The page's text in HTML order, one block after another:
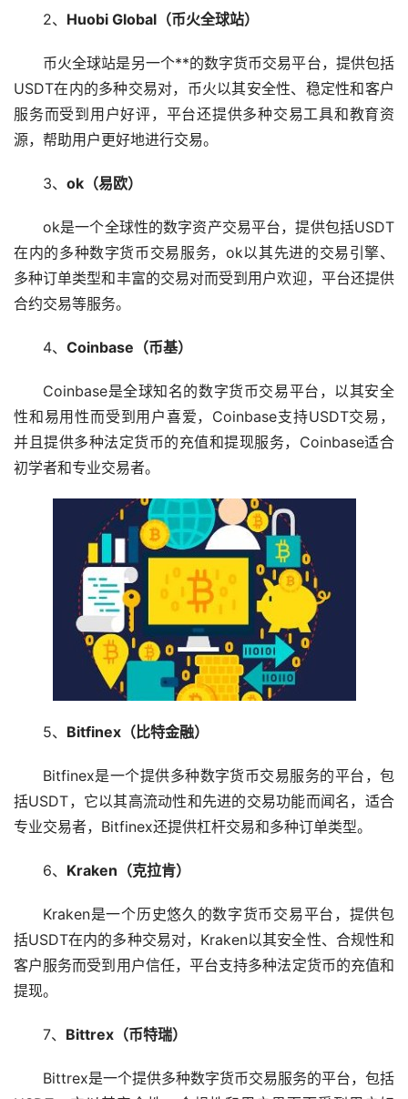
2、 Huobi Global（币火全球站）
币火全球站是另一个**的数字货币交易平台，提供包括
USDT在内的多种交易对，币火以其安全性、稳定性和客户
服务而受到用户好评，平台还提供多种交易工具和教育资
源，帮助用户更好地进行交易。
3、 ok（易欧）
ok是一个全球性的数字资产交易平台，提供包括USDT
在内的多种数字货币交易服务，ok以其先进的交易引擎、
多种订单类型和丰富的交易对而受到用户欢迎，平台还提供
合约交易等服务。
4、 Coinbase（币基）
Coinbase是全球知名的数字货币交易平台，以其安全
性和易用性而受到用户喜爱，Coinbase支持USDT交易，
并且提供多种法定货币的充值和提现服务，Coinbase适合
初学者和专业交易者。
5、 Bitfinex（比特金融）
Bitfinex是一个提供多种数字货币交易服务的平台，包
括USDT，它以其高流动性和先进的交易功能而闻名，适合
专业交易者，Bitfinex还提供杠杆交易和多种订单类型。
6、 Kraken（克拉肯）
Kraken是一个历史悠久的数字货币交易平台，提供包
括USDT在内的多种交易对，Kraken以其安全性、合规性和
客户服务而受到用户信任，平台支持多种法定货币的充值和
提现。
7、 Bittrex（币特瑞）
Bittrex是一个提供多种数字货币交易服务的平台，包括